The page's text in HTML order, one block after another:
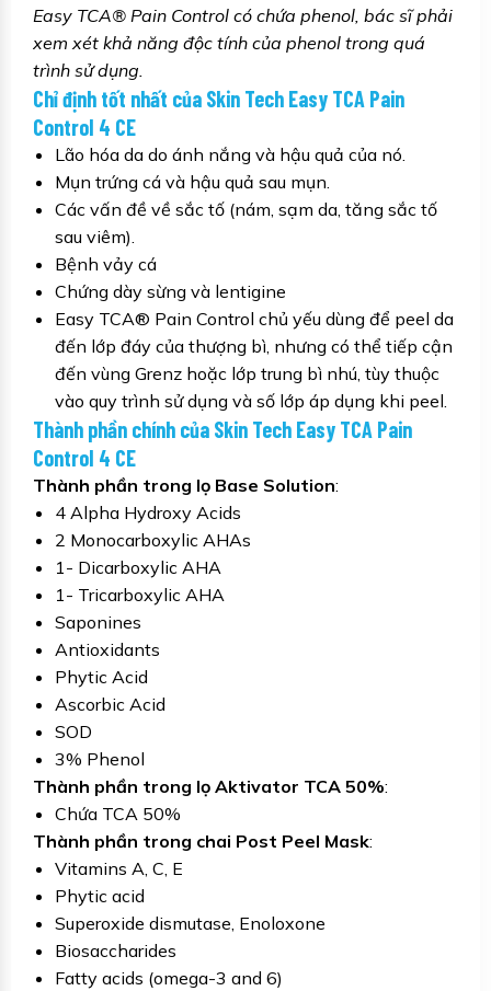
Easy TCA® Pain Control có chứa phenol, bác sĩ phải
xem xét khả năng độc tính của phenol trong quá
trình sử dụng.
Chỉ định tốt nhất của Skin Tech Easy TCA Pain
Control 4 CE
Lão hóa da do ánh nắng và hậu quả của nó.
Mụn trứng cá và hậu quả sau mụn.
Các vấn đề về sắc tố (nám, sạm da, tăng sắc tố
sau viêm).
Bệnh vảy cá
Chứng dày sừng và lentigine
Easy TCA® Pain Control chủ yếu dùng để peel da
đến lớp đáy của thượng bì, nhưng có thể tiếp cận
đến vùng Grenz hoặc lớp trung bì nhú, tùy thuộc
vào quy trình sử dụng và số lớp áp dụng khi peel.
Thành phần chính của Skin Tech Easy TCA Pain
Control 4 CE
Thành phần trong lọ Base Solution:
4 Alpha Hydroxy Acids
2 Monocarboxylic AHAs
1- Dicarboxylic AHA
1- Tricarboxylic AHA
Saponines
Antioxidants
Phytic Acid
Ascorbic Acid
SOD
3% Phenol
Thành phần trong lọ Aktivator TCA 50%:
Chứa TCA 50%
Thành phần trong chai Post Peel Mask:
Vitamins A, C, E
Phytic acid
Superoxide dismutase, Enoloxone
Biosaccharides
Fatty acids (omega-3 and 6)